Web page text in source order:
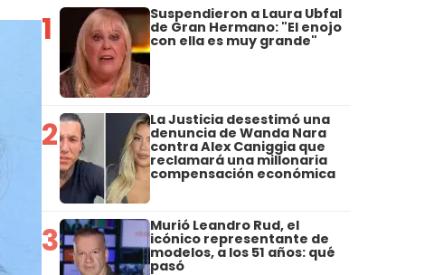
1 Suspendieron a Laura Ubfal
de Gran Hermano: "El enojo
con ella es muy grande"
2 La Justicia desestimó una
denuncia de Wanda Nara
contra Alex Caniggia que
reclamará una millonaria
compensación económica
3 Murió Leandro Rud, el
icónico representante de
modelos, a los 51 años: qué
pasó